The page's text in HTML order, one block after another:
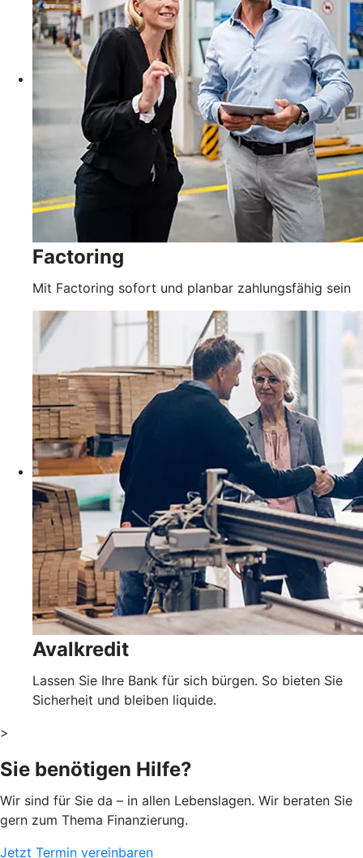
Factoring
Mit Factoring sofort und planbar zahlungsfähig sein
Avalkredit
Lassen Sie Ihre Bank für sich bürgen. So bieten Sie
Sicherheit und bleiben liquide.
>
Sie benötigen Hilfe?
Wir sind für Sie da – in allen Lebenslagen. Wir beraten Sie
gern zum Thema Finanzierung.
Jetzt Termin vereinbaren